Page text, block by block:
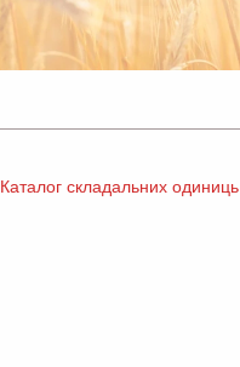
Каталог складальних одиниць